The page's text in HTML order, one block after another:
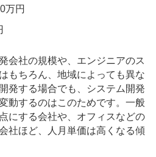
万円
会社の規模や、エンジニアのス
もちろん、地域によっても異な
発する場合でも、システム開発
動するのはこのためです。一般
にする会社や、オフィスなどの
社ほど、人月単価は高くなる傾